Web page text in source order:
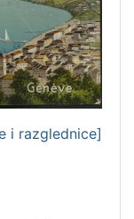
i razglednice]